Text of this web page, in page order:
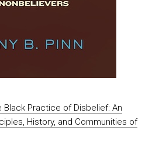
Black Practice of Disbelief: An
History, and Communities of